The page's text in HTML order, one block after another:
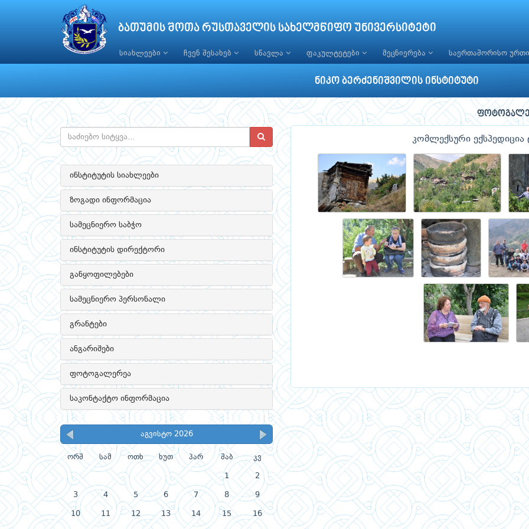
ბათუმის შოთა რუსთაველის სახელმწიფო უნივერსიტეტი
სიახლეები ჩვენ შესახებ სწავლა ფაკულტეტები მეცნიერება საერთაშორისო
ნიკო ბერძენიშვილის ინსტიტუტი
ინსტიტუტის სიახლეები
ზოგადი ინფორმაცია
სამეცნიერო საბჭო
ინსტიტუტის დირექტორი
განყოფილებები
სამეცნიერო პერსონალი
გრანტები
ანგარიშები
ფოტოგალერეა
საკონტაქტო ინფორმაცია
აგვისტო 2026
ორშ სამ ოთხ ხუთ პარ შაბ კვ
1 2
3 4 5 6 7 8 9
10 11 12 13 14 15 16
კომლექსური